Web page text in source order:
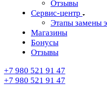
Отзывы
Сервис-центр
Этапы замены
Магазины
Бонусы
Отзывы
+7 980 521 91 47
+7 980 521 91 47